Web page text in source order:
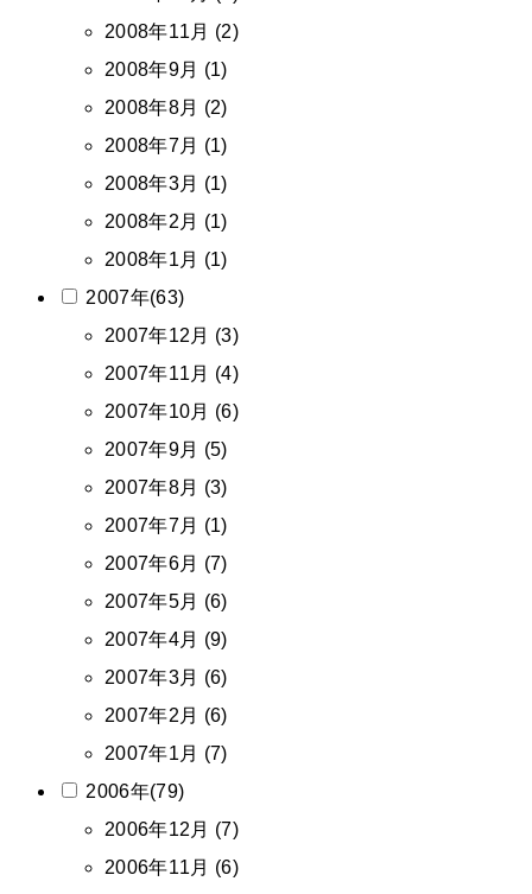
2008年11月 (2)
2008年9月 (1)
2008年8月 (2)
2008年7月 (1)
2008年3月 (1)
2008年2月 (1)
2008年1月 (1)
2007年(63)
2007年12月 (3)
2007年11月 (4)
2007年10月 (6)
2007年9月 (5)
2007年8月 (3)
2007年7月 (1)
2007年6月 (7)
2007年5月 (6)
2007年4月 (9)
2007年3月 (6)
2007年2月 (6)
2007年1月 (7)
2006年(79)
2006年12月 (7)
2006年11月 (6)